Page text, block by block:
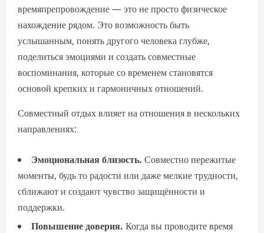
времяпрепровождение — это не просто физическое
нахождение рядом. Это возможность быть
услышанным, понять другого человека глубже,
поделиться эмоциями и создать совместные
воспоминания, которые со временем становятся
основой крепких и гармоничных отношений.
Совместный отдых влияет на отношения в нескольких
направлениях:
Эмоциональная близость. Совместно пережитые
моменты, будь то радости или даже мелкие трудности,
сближают и создают чувство защищённости и
поддержки.
Повышение доверия. Когда вы проводите время